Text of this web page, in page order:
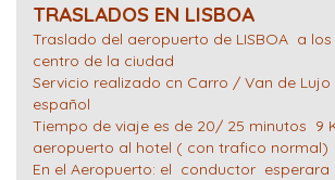
TRASLADOS EN LISBOA
Traslado del aeropuerto de LISBOA a
centro de la ciudad
Servicio realizado cn Carro / Van de Lujo
español
Tiempo de viaje es de 20/ 25 minutos 9
aeropuerto al hotel ( con trafico normal)
En el Aeropuerto: el conductor